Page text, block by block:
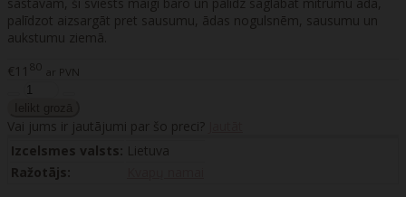
palīdzot aizsargāt pret sausumu, ādas nogulsnēm, sausumu un
aukstumu ziemā.
€11 80 ar PVN
Vai jums ir jautājumi par šo preci?
Izcelsmes valsts: Lietuva
Ražotājs: